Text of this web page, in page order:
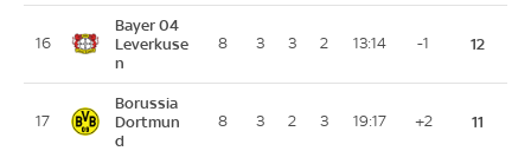
16
Bayer 04
Leverkuse
n
8 3 3 2 13:14 -1 12
17
Borussia
Dortmun
d
8 3 2 3 19:17 +2 11